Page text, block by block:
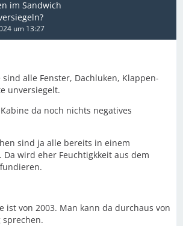
im Sandwich
um 13:27
alle Fenster, Dachluken, Klappen-
unversiegelt.
da noch nichts negatives
sind ja alle bereits in einem
Da wird eher Feuchtigkkeit aus dem
ist von 2003. Man kann da durchaus von